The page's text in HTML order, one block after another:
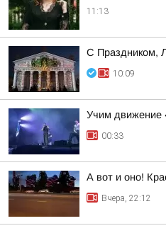
11:13
С Праздником,
10:09
Учим движение
00:33
А вот и оно!
Вчера, 22:12